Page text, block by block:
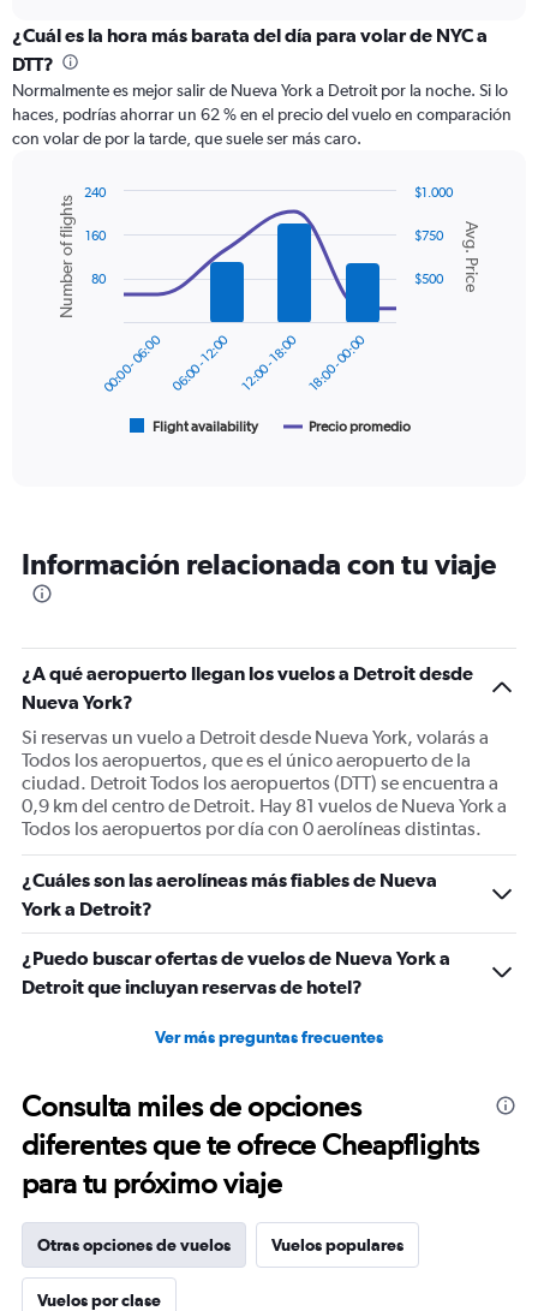
categories.
Range:
categories.
The
chart
axis
displaying
values.
Range:
¿Cuál es la hora más barata del día para volar de NYC a
DTT?
Normalmente es mejor salir de Nueva York a Detroit por la noche. Si lo
haces, podrías ahorrar un 62 % en el precio del vuelo en comparación
con volar de por la tarde, que suele ser más caro.
Combination
chart
with
data
series.
6
categories.
The
has
2
Y
displaying
Avg.
Price
and
Number
of
flights.
Chart
graphic.
Avg. Price
Number of flights
Flight availability Precio promedio
00:00 - 06:00 06:00 - 12:00 12:00 - 18:00 18:00 - 00:00
$500
$750
$1.000
80
160
240
Información relacionada con tu viaje
¿A qué aeropuerto llegan los vuelos a Detroit desde
Nueva York?
Si reservas un vuelo a Detroit desde Nueva York, volarás a
Todos los aeropuertos, que es el único aeropuerto de la
ciudad. Detroit Todos los aeropuertos (DTT) se encuentra a
0,9 km del centro de Detroit. Hay 81 vuelos de Nueva York a
Todos los aeropuertos por día con 0 aerolíneas distintas.
¿Cuáles son las aerolíneas más fiables de Nueva
York a Detroit?
¿Puedo buscar ofertas de vuelos de Nueva York a
Detroit que incluyan reservas de hotel?
Ver más preguntas frecuentes
Consulta miles de opciones
diferentes que te ofrece Cheapflights
para tu próximo viaje
Otras opciones de vuelos Vuelos populares
Vuelos por clase